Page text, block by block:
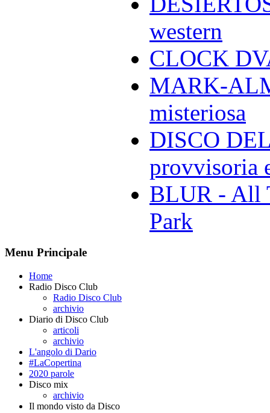
western
CLOCK
MARK-
misteriosa
DISCO
provvisoria
BLUR - All
Park
Menu Principale
Home
Radio Disco Club
Radio Disco Club
archivio
Diario di Disco Club
articoli
archivio
L'angolo di Dario
#LaCopertina
2020 parole
Disco mix
archivio
Il mondo visto da Disco